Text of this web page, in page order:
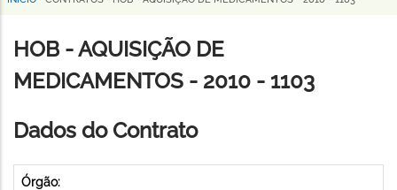
Trilha
de
navegação
HOB - AQUISIÇÃO DE
MEDICAMENTOS - 2010 - 1103
Dados do Contrato
Órgão: